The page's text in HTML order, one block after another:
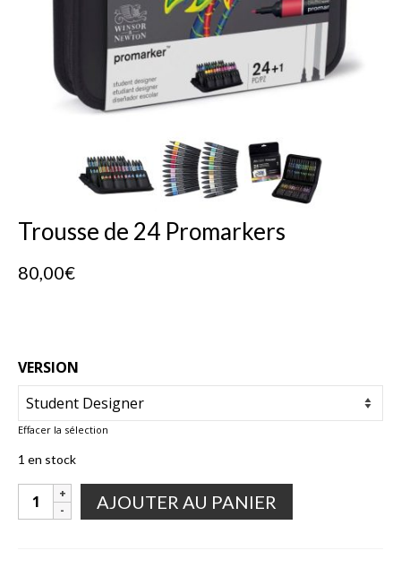
Trousse de 24 Promarkers
80,00€
VERSION
Effacer la sélection
1 en stock
quantité
AJOUTER AU PANIER